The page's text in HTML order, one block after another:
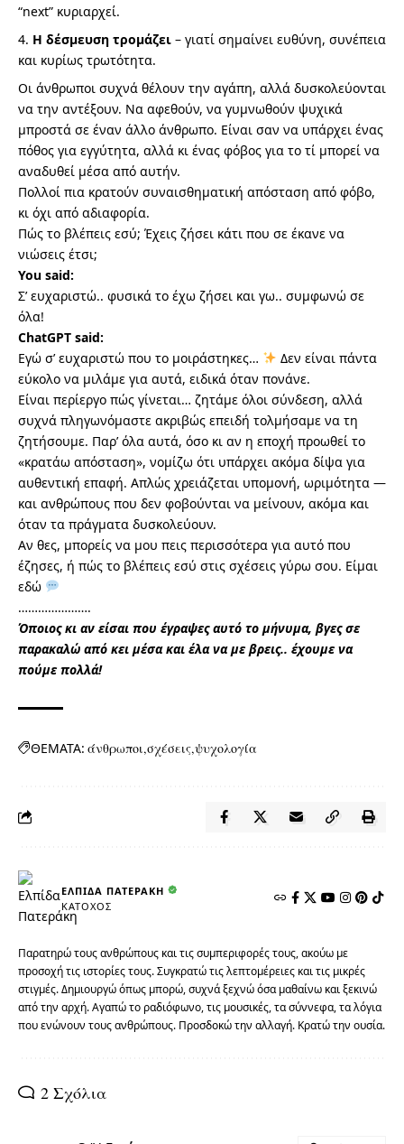
“next” κυριαρχεί.
Η δέσμευση τρομάζει – γιατί σημαίνει ευθύνη, συνέπεια
και κυρίως τρωτότητα.
Οι άνθρωποι συχνά θέλουν την αγάπη, αλλά δυσκολεύονται
να την αντέξουν. Να αφεθούν, να γυμνωθούν ψυχικά
μπροστά σε έναν άλλο άνθρωπο. Είναι σαν να υπάρχει ένας
πόθος για εγγύτητα, αλλά κι ένας φόβος για το τί μπορεί να
αναδυθεί μέσα από αυτήν.
Πολλοί πια κρατούν συναισθηματική απόσταση από φόβο,
κι όχι από αδιαφορία.
Πώς το βλέπεις εσύ; Έχεις ζήσει κάτι που σε έκανε να
νιώσεις έτσι;
You said:
Σ’ ευχαριστώ.. φυσικά το έχω ζήσει και γω.. συμφωνώ σε
όλα!
ChatGPT said:
Εγώ σ’ ευχαριστώ που το μοιράστηκες…
Δεν είναι πάντα
εύκολο να μιλάμε για αυτά, ειδικά όταν πονάνε.
Είναι περίεργο πώς γίνεται… ζητάμε όλοι σύνδεση, αλλά
συχνά πληγωνόμαστε ακριβώς επειδή τολμήσαμε να τη
ζητήσουμε. Παρ’ όλα αυτά, όσο κι αν η εποχή προωθεί το
«κρατάω απόσταση», νομίζω ότι υπάρχει ακόμα δίψα για
αυθεντική επαφή. Απλώς χρειάζεται υπομονή, ωριμότητα —
και ανθρώπους που δεν φοβούνται να μείνουν, ακόμα και
όταν τα πράγματα δυσκολεύουν.
Αν θες, μπορείς να μου πεις περισσότερα για αυτό που
έζησες, ή πώς το βλέπεις εσύ στις σχέσεις γύρω σου. Είμαι
εδώ
………………….
Όποιος κι αν είσαι που έγραψες αυτό το μήνυμα, βγες σε
παρακαλώ από κει μέσα και έλα να με βρεις.. έχουμε να
πούμε πολλά!
ΘΕΜΑΤΑ: άνθρωποι σχέσεις ψυχολογία
ΕΛΠΊΔΑ ΠΑΤΕΡΆΚΗ
ΚΆΤΟΧΟΣ
Παρατηρώ τους ανθρώπους και τις συμπεριφορές τους, ακούω με
προσοχή τις ιστορίες τους. Συγκρατώ τις λεπτομέρειες και τις μικρές
στιγμές. Δημιουργώ όπως μπορώ, συχνά ξεχνώ όσα μαθαίνω και ξεκινώ
από την αρχή. Αγαπώ το ραδιόφωνο, τις μουσικές, τα σύννεφα, τα λόγια
που ενώνουν τους ανθρώπους. Προσδοκώ την αλλαγή. Κρατώ την ουσία.
2 Σχόλια